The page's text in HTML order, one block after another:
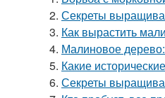
2. Секреты
3. Как вырастить
4. Малиновое
5. Какие
6. Секреты